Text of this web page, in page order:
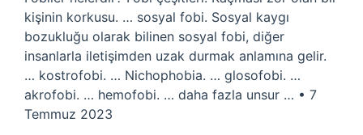
kişinin korkusu. … sosyal fobi. Sosyal kaygı
bozukluğu olarak bilinen sosyal fobi, diğer
insanlarla iletişimden uzak durmak anlamına gelir.
… kostrofobi. … Nichophobia. … glosofobi. …
akrofobi. … hemofobi. … daha fazla unsur … • 7
Temmuz 2023